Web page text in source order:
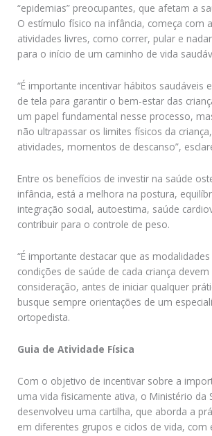
“epidemias” preocupantes, que afetam a
O estímulo físico na infância, começa com
atividades livres, como correr, pular e
para o início de um caminho de vida
“É importante incentivar hábitos saudáveis
de tela para garantir o bem-estar das
um papel fundamental nesse processo,
não ultrapassar os limites físicos da
atividades, momentos de descanso”,
Entre os benefícios de investir na saúde
infância, está a melhora na postura,
integração social, autoestima, saúde
contribuir para o controle de peso.
“É importante destacar que as
condições de saúde de cada criança
consideração, antes de iniciar qualquer
busque sempre orientações de um
ortopedista.
Guia de Atividade Física
Com o objetivo de incentivar sobre a
uma vida fisicamente ativa, o Ministério da
desenvolveu uma cartilha, que aborda a
em diferentes grupos e ciclos de vida, com